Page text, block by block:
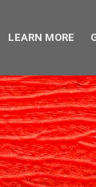
LEARN MORE